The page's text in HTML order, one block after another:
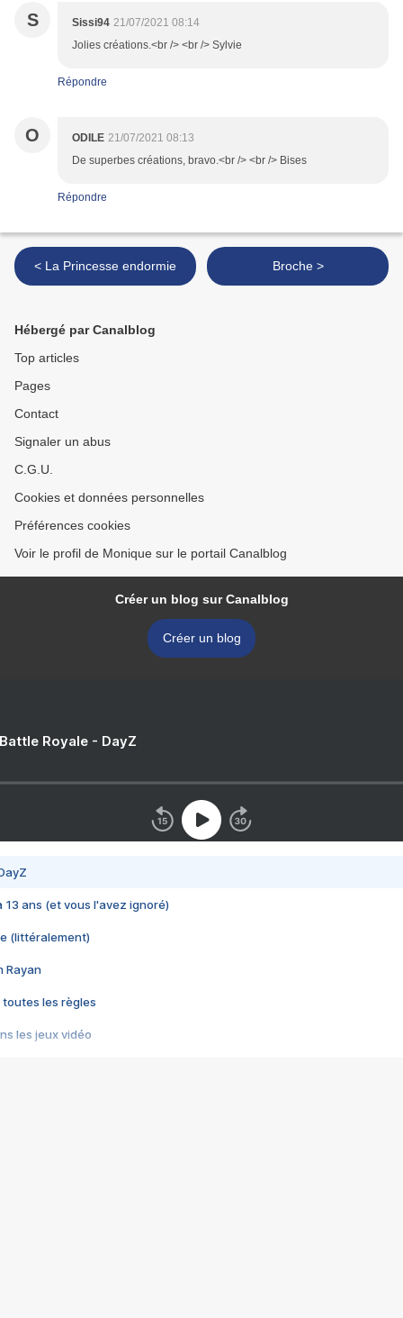
S Sissi94 21/07/2021 08:14
Jolies créations.<br /> <br /> Sylvie
Répondre
O ODILE 21/07/2021 08:13
De superbes créations, bravo.<br /> <br /> Bises
Répondre
< La Princesse endormie Broche >
Hébergé par Canalblog
Top articles
Pages
Contact
Signaler un abus
C.G.U.
Cookies et données personnelles
Préférences cookies
Voir le profil de Monique sur le portail Canalblog
Créer un blog sur Canalblog
Créer un blog
Royale - DayZ
13 ans (et vous l'avez ignoré)
(littéralement)
Rayan
toutes les règles
les jeux vidéo